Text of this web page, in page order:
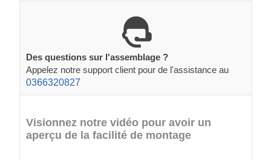
Des questions sur l'assemblage ?
Appelez notre support client pour de l'assistance au
0366320827
Visionnez notre vidéo pour avoir un
aperçu de la facilité de montage